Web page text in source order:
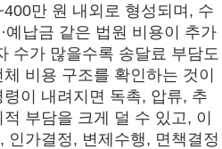
만 원 내외로 형성되며, 수
예납금 같은 법원 비용이 추가
수가 많을수록 송달료 부담도
비용 구조를 확인하는 것이
이 내려지면 독촉, 압류, 추
부담을 크게 덜 수 있고, 이
인가결정, 변제수행, 면책결정